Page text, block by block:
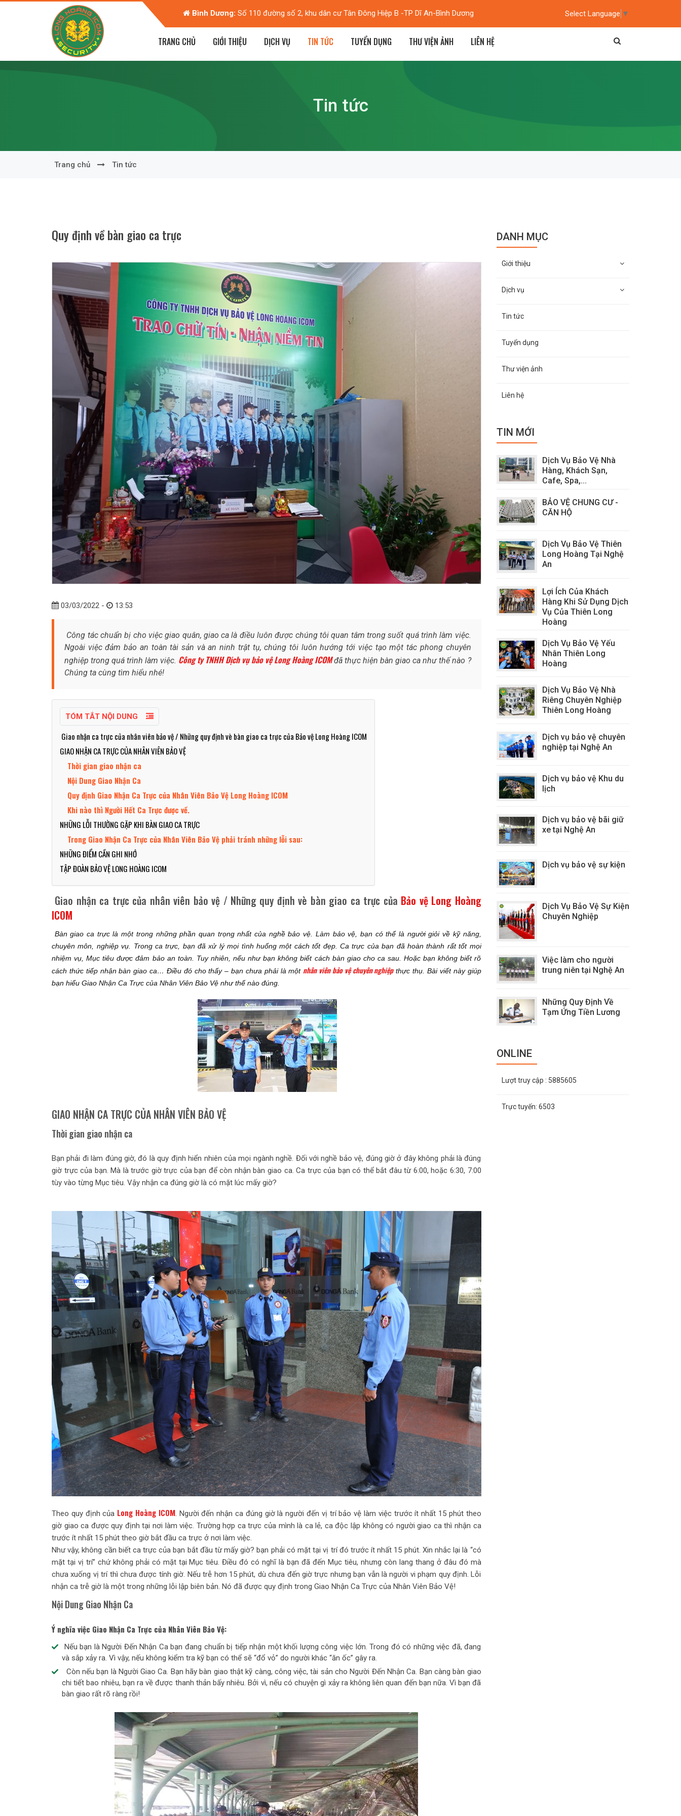
Á Châu - Phan Huy Chú - TP Vĩnh Tàu Bình Dương: Số 110 đường số 2, khu dân cư Tân Đông Hiệp B -TP Dĩ An-Bình Dương Select Language ▼
TRANG CHỦ GIỚI THIỆU DỊCH VỤ TIN TỨC TUYỂN DỤNG THƯ VIỆN ẢNH LIÊN HỆ
Tin tức
Trang chủ Tin tức
Quy định về bàn giao ca trực
03/03/2022 - 13:53
Công tác chuẩn bị cho việc giao quân, giao ca là điều luôn được chúng tôi quan tâm trong suốt quá trình làm việc.
Ngoài việc đảm bảo an toàn tài sản và an ninh trật tụ, chúng tôi luôn hướng tới việc tạo một tác phong chuyên
nghiệp trong quá trình làm việc. Công ty TNHH Dịch vụ bảo vệ Long Hoàng ICOMđã thực hiện bàn giao ca như thế nào ?
Chúng ta cùng tìm hiểu nhé!
TÓM TẮT NỘI DUNG
Giao nhận ca trực của nhân viên bảo vệ / Những quy định vè bàn giao ca trực của Bảo vệ Long Hoàng ICOM
GIAO NHẬN CA TRỰC CỦA NHÂN VIÊN BẢO VỆ
Thời gian giao nhận ca
Nội Dung Giao Nhận Ca
Quy định Giao Nhận Ca Trực của Nhân Viên Bảo Vệ Long Hoàng ICOM
Khi nào thì Người Hết Ca Trực được về.
NHỮNG LỖI THƯỜNG GẶP KHI BÀN GIAO CA TRỰC
Trong Giao Nhận Ca Trực của Nhân Viên Bảo Vệ phải tránh những lỗi sau:
NHỮNG ĐIỂM CẦN GHI NHỚ
TẬP ĐOÀN BẢO VỆ LONG HOÀNG ICOM
Giao nhận ca trực của nhân viên bảo vệ / Những quy định vè bàn giao ca trực của Bảo vệ Long Hoàng
ICOM
Bàn giao ca trực là một trong những phần quan trọng nhất của nghề bảo vệ. Làm bảo vệ, bạn có thể là người giỏi về kỹ năng,
chuyên môn, nghiệp vụ. Trong ca trực, bạn đã xử lý mọi tình huống một cách tốt đẹp. Ca trực của bạn đã hoàn thành rất tốt mọi
nhiệm vụ, Mục tiêu được đảm bảo an toàn. Tuy nhiên, nếu như bạn không biết cách bàn giao cho ca sau. Hoặc bạn không biết rõ
cách thức tiếp nhận bàn giao ca… Điều đó cho thấy – bạn chưa phải là một nhân viên bảo vệ chuyên nghiệpthực thụ. Bài viết này giúp
bạn hiểu Giao Nhận Ca Trực của Nhân Viên Bảo Vệ như thế nào đúng.
GIAO NHẬN CA TRỰC CỦA NHÂN VIÊN BẢO VỆ
Thời gian giao nhận ca
Bạn phải đi làm đúng giờ, đó là quy định hiển nhiên của mọi ngành nghề. Đối với nghề bảo vệ, đúng giờ ở đây không phải là đúng
giờ trực của bạn. Mà là trước giờ trực của bạn để còn nhận bàn giao ca. Ca trực của bạn có thể bắt đâu từ 6:00, hoặc 6:30, 7:00
tùy vào từng Mục tiêu. Vậy nhận ca đúng giờ là có mặt lúc mấy giờ?
Theo quy định của Long Hoàng ICOM. Người đến nhận ca đúng giờ là người đến vị trí bảo vệ làm việc trước ít nhất 15 phút theo
giờ giao ca được quy định tại nơi làm việc. Trường hợp ca trực của mình là ca lẻ, ca độc lập không có người giao ca thì nhận ca
trước ít nhất 15 phút theo giờ bắt đầu ca trực ở nơi làm việc.
Như vậy, không cần biết ca trực của bạn bắt đầu từ mấy giờ? bạn phải có mặt tại vị trí đó trước ít nhất 15 phút. Xin nhắc lại là “có
mặt tại vị trí” chứ không phải có mặt tại Mục tiêu. Điều đó có nghĩ là bạn đã đến Mục tiêu, nhưng còn lang thang ở đâu đó mà
chưa xuống vị trí thì chưa được tính giờ. Nếu trễ hơn 15 phút, dù chưa đến giờ trực nhưng bạn vẫn là người vi phạm quy định. Lỗi
nhận ca trễ giờ là một trong những lỗi lập biên bản. Nó đã được quy định trong Giao Nhận Ca Trực của Nhân Viên Bảo Vệ!
Nội Dung Giao Nhận Ca
Ý nghĩa việc Giao Nhận Ca Trực của Nhân Viên Bảo Vệ:
Nếu bạn là Người Đến Nhận Ca bạn đang chuẩn bị tiếp nhận một khối lượng công việc lớn. Trong đó có những việc đã, đang
và sắp xảy ra. Vì vậy, nếu không kiểm tra kỹ bạn có thể sẽ “đổ vỏ” do người khác “ăn ốc” gây ra.
Còn nếu bạn là Người Giao Ca. Bạn hãy bàn giao thật kỹ càng, công việc, tài sản cho Người Đến Nhận Ca. Bạn càng bàn giao
chi tiết bao nhiêu, bạn ra về được thanh thản bấy nhiêu. Bởi vì, nếu có chuyện gì xảy ra không liên quan đến bạn nữa. Vì bạn đã
bàn giao rất rõ ràng rồi!
DANH MỤC
Giới thiệu
Dịch vụ
Tin tức
Tuyển dụng
Thư viện ảnh
Liên hệ
TIN MỚI
Dịch Vụ Bảo Vệ Nhà
Hàng, Khách Sạn,
Cafe, Spa,...
BẢO VỆ CHUNG CƯ -
CĂN HỘ
Dịch Vụ Bảo Vệ Thiên
Long Hoàng Tại Nghệ
An
Lợi Ích Của Khách
Hàng Khi Sử Dụng Dịch
Vụ Của Thiên Long
Hoàng
Dịch Vụ Bảo Vệ Yếu
Nhân Thiên Long
Hoàng
Dịch Vụ Bảo Vệ Nhà
Riêng Chuyên Nghiệp
Thiên Long Hoàng
Dịch vụ bảo vệ chuyên
nghiệp tại Nghệ An
Dịch vụ bảo vệ Khu du
lịch
Dịch vụ bảo vệ bãi giữ
xe tại Nghệ An
Dịch vụ bảo vệ sự kiện
Dịch Vụ Bảo Vệ Sự Kiện
Chuyên Nghiệp
Việc làm cho người
trung niên tại Nghệ An
Những Quy Định Về
Tạm Ứng Tiền Lương
ONLINE
Lượt truy cập : 5885605
Trực tuyến: 6503